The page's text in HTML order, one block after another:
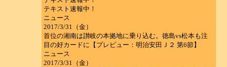
テキスト速報中！
ニュース
2017/3/31（金）
首位の湘南は讃岐の本拠地に乗り込む。徳島vs松本も注
目の好カードに【プレビュー：明治安田Ｊ２ 第6節】
ニュース
2017/3/31（金）